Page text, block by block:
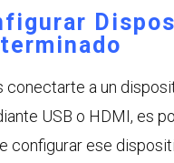
conectarte a un
USB o HDMI, es
configurar ese